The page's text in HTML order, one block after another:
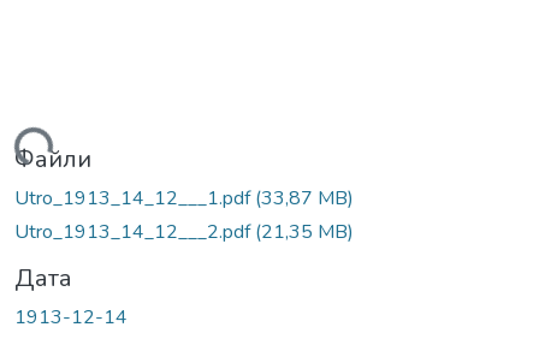
Файли
Utro_1913_14_12___1.pdf(33,87 MB)
Utro_1913_14_12___2.pdf(21,35 MB)
Дата
1913-12-14